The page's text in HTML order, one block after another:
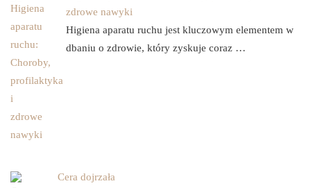
zdrowe nawyki
Higiena aparatu ruchu jest kluczowym elementem w
dbaniu o zdrowie, który zyskuje coraz …
Cera dojrzała